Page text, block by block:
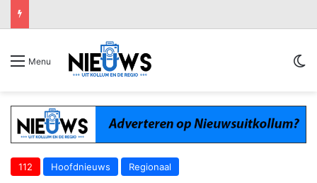
Menu
112 Hoofdnieuws Regionaal